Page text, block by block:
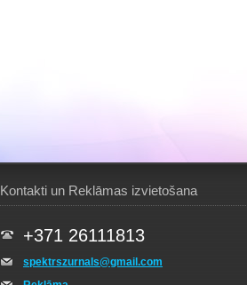
Kontakti un Reklāmas izvietošana
+371 26111813
spektrszurnals@gmail.com